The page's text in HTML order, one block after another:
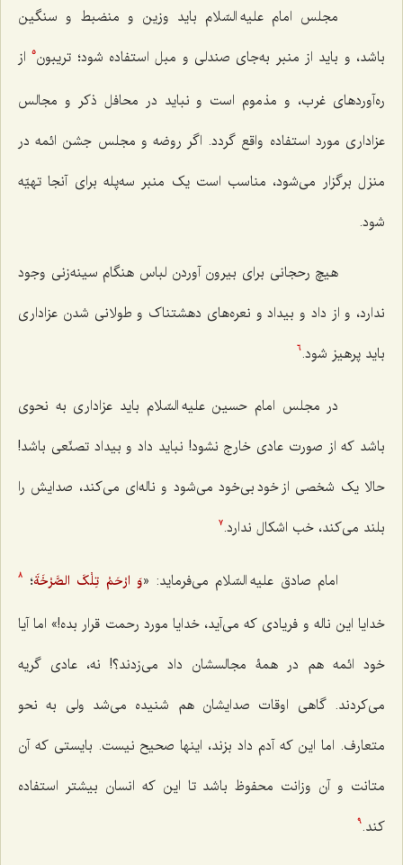
مجلس امام علیه السّلام باید وزین و منضبط و سنگین
باشد، و باید از منبر به‌جای صندلی و مبل استفاده شود؛ تریبون5از
ره‌آوردهای غرب، و مذموم است و نباید در محافل ذکر و مجالس
عزاداری مورد استفاده واقع گردد. اگر روضه و مجلس جشن ائمه در
منزل برگزار می‌شود، مناسب است یک منبر سه‌پله برای آنجا تهیّه
شود.
هیچ رحجانی برای بیرون آوردن لباس هنگام سینه‌زنی وجود
ندارد، و از داد و بیداد و نعره‌های دهشتناک و طولانی شدن عزاداری
باید پرهیز شود.6
در مجلس امام حسین علیه السّلام باید عزاداری به نحوی
باشد که از صورت عادی خارج نشود! نباید داد و بیداد تصنّعی باشد!
حالا یک شخصی از خود بی‌خود می‌شود و ناله‌ای می‌کند، صدایش را
بلند می‌کند، خب اشکال ندارد.7
امام صادق علیه السّلام می‌فرماید: «وَ ارْحَمْ تِلْکَ الصَّرْخَةَ؛ 8
خدایا این ناله و فریادی که می‌آید، خدایا مورد رحمت قرار بده!» اما آیا
خود ائمه هم در همۀ مجالسشان داد می‌زدند؟! نه، عادی گریه
می‌کردند. گاهی اوقات صدایشان هم شنیده می‌شد ولی به نحو
متعارف. اما این که آدم داد بزند، اینها صحیح نیست. بایستی که آن
متانت و آن وزانت محفوظ باشد تا این که انسان بیشتر استفاده
کند.9